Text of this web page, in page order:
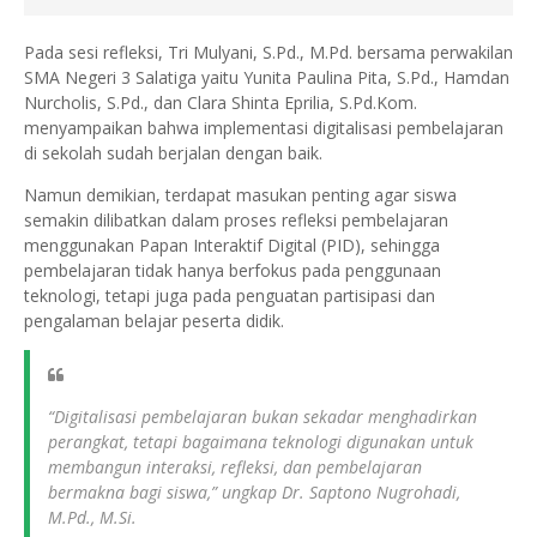
Pada sesi refleksi, Tri Mulyani, S.Pd., M.Pd. bersama perwakilan
SMA Negeri 3 Salatiga yaitu Yunita Paulina Pita, S.Pd., Hamdan
Nurcholis, S.Pd., dan Clara Shinta Eprilia, S.Pd.Kom.
menyampaikan bahwa implementasi digitalisasi pembelajaran
di sekolah sudah berjalan dengan baik.
Namun demikian, terdapat masukan penting agar siswa
semakin dilibatkan dalam proses refleksi pembelajaran
menggunakan Papan Interaktif Digital (PID), sehingga
pembelajaran tidak hanya berfokus pada penggunaan
teknologi, tetapi juga pada penguatan partisipasi dan
pengalaman belajar peserta didik.
“Digitalisasi pembelajaran bukan sekadar menghadirkan
perangkat, tetapi bagaimana teknologi digunakan untuk
membangun interaksi, refleksi, dan pembelajaran
bermakna bagi siswa,” ungkap Dr. Saptono Nugrohadi,
M.Pd., M.Si.